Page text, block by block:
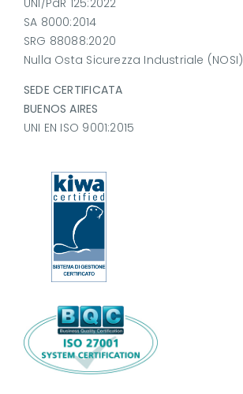
UNI/PdR 125:2022
SA 8000:2014
SRG 88088:2020
Nulla Osta Sicurezza Industriale (NOSI)
SEDE CERTIFICATA
BUENOS AIRES
UNI EN ISO 9001:2015